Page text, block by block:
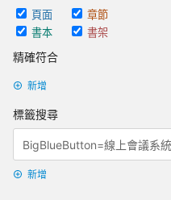
頁面
章節
書本
書架
精確符合
新增
標籤搜尋
新增